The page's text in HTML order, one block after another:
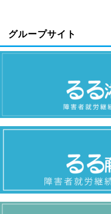
グループサイト